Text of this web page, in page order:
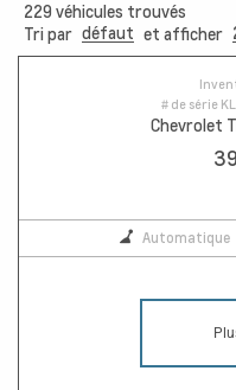
229 véhicules trouvés
Tri par défaut et afficher
# de série
Chevrolet
Automatique